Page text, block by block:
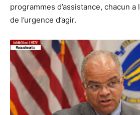
programmes d’assistance, chacun
de l’urgence d’agir.